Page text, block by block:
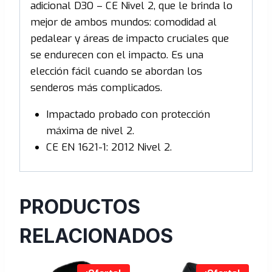
adicional D3O – CE Nivel 2, que le brinda lo
mejor de ambos mundos: comodidad al
pedalear y áreas de impacto cruciales que
se endurecen con el impacto. Es una
elección fácil cuando se abordan los
senderos más complicados.
Impactado probado con protección
máxima de nivel 2.
CE EN 1621-1: 2012 Nivel 2.
PRODUCTOS
RELACIONADOS